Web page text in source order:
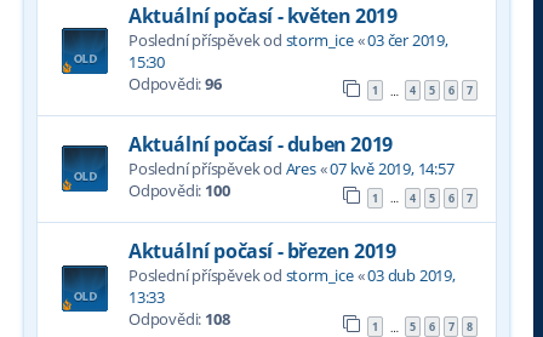
Aktuální počasí - květen 2019
Poslední příspěvek od storm_ice«03 čer 2019,
15:30
Odpovědi:96 1 … 4 5 6 7
Aktuální počasí - duben 2019
Poslední příspěvek od Ares«07 kvě 2019, 14:57
Odpovědi: 100 1 … 4 5 6 7
Aktuální počasí - březen 2019
Poslední příspěvek od storm_ice«03 dub 2019,
13:33
Odpovědi: 108 1 … 5 6 7 8